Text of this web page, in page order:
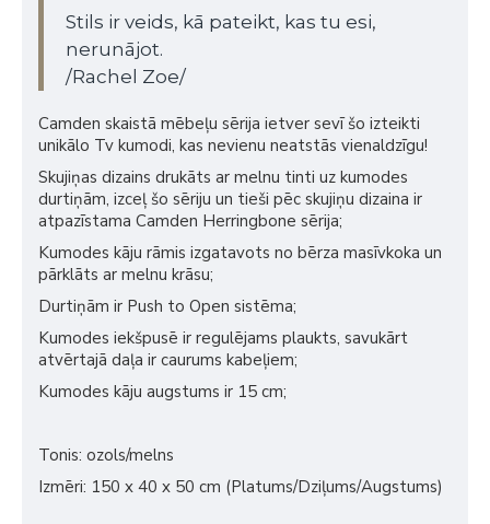
Stils ir veids, kā pateikt, kas tu esi,
nerunājot.
/Rachel Zoe/
Camden skaistā mēbeļu sērija ietver sevī šo izteikti
unikālo Tv kumodi, kas nevienu neatstās vienaldzīgu!
Skujiņas dizains drukāts ar melnu tinti uz kumodes
durtiņām, izceļ šo sēriju un tieši pēc skujiņu dizaina ir
atpazīstama Camden Herringbone sērija;
Kumodes kāju rāmis izgatavots no bērza masīvkoka un
pārklāts ar melnu krāsu;
Durtiņām ir Push to Open sistēma;
Kumodes iekšpusē ir regulējams plaukts, savukārt
atvērtajā daļa ir caurums kabeļiem;
Kumodes kāju augstums ir 15 cm;
Tonis: ozols/melns
Izmēri: 150 x 40 x 50 cm (Platums/Dziļums/Augstums)